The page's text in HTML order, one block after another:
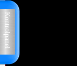
Kontrolpanel